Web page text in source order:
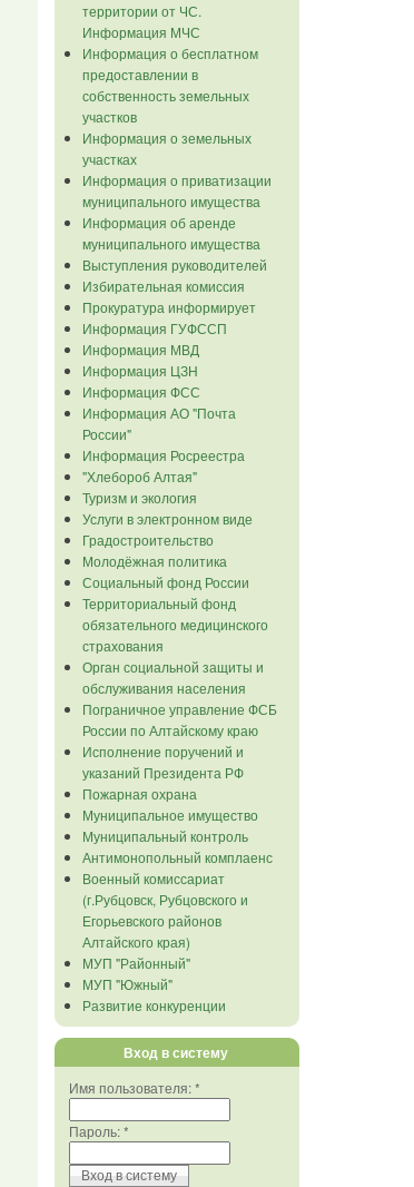
территории от ЧС.
Информация МЧС
Информация о бесплатном
предоставлении в
собственность земельных
участков
Информация о земельных
участках
Информация о приватизации
муниципального имущества
Информация об аренде
муниципального имущества
Выступления руководителей
Избирательная комиссия
Прокуратура информирует
Информация ГУФССП
Информация МВД
Информация ЦЗН
Информация ФСС
Информация АО "Почта
России"
Информация Росреестра
"Хлебороб Алтая"
Туризм и экология
Услуги в электронном виде
Градостроительство
Молодёжная политика
Социальный фонд России
Территориальный фонд
обязательного медицинского
страхования
Орган социальной защиты и
обслуживания населения
Пограничное управление ФСБ
России по Алтайскому краю
Исполнение поручений и
указаний Президента РФ
Пожарная охрана
Муниципальное имущество
Муниципальный контроль
Антимонопольный комплаенс
Военный комиссариат
(г.Рубцовск, Рубцовского и
Егорьевского районов
Алтайского края)
МУП "Районный"
МУП "Южный"
Развитие конкуренции
Вход в систему
Имя пользователя:*
Пароль:*